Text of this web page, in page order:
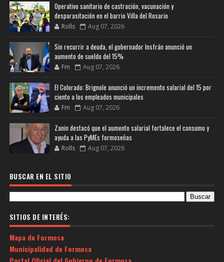
Operativo sanitario de castración, vacunación y
desparasitación en el barrio Villa del Rosario
Rolls Aug 07, 2026
Sin recurrir a deuda, el gobernador Insfrán anunció un
aumento de sueldo del 15%
Fm Aug 07, 2026
El Colorado: Brignole anunció un incremento salarial del 15 por
ciento a los empleados municipales
Fm Aug 07, 2026
Zanin destacó que el aumento salarial fortalece el consumo y
ayuda a las PyMEs formoseñas
Rolls Aug 07, 2026
BUSCAR EN EL SITIO
SITIOS DE INTERÉS:
Mapa de Formosa
Municipalidad de Formosa